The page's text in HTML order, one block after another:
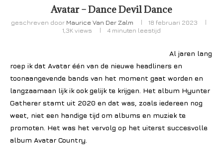
Avatar – Dance Devil Dance
geschreven door Maurice Van Der Zalm
18 februari 2023
1,3K views 4 minuten leestijd
Al jaren lang
roep ik dat Avatar één van de nieuwe headliners en
toonaangevende bands van het moment gaat worden en
langzaamaan lijk ik ook gelijk te krijgen. Het album Hyunter
Gatherer stamt uit 2020 en dat was, zoals iedereen nog
weet, niet een handige tijd om albums en muziek te
promoten. Het was het vervolg op het uiterst succesvolle
album Avatar Country.